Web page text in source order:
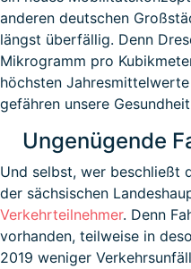
anderen deutschen
längst überfällig. Denn
Mikrogramm pro
höchsten
gefähren unsere
Ungenügende
Und selbst, wer beschließt
der sächsischen
Verkehrteilnehmer. Denn
vorhanden, teilweise in
2019 weniger